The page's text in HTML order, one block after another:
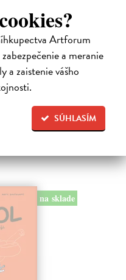
Artforum
a meranie
a zaistenie vášho
SÚHLASÍM
svetoznámeho poliša
Cile, oblude Kôrovi
žubrienkam a
na sklade